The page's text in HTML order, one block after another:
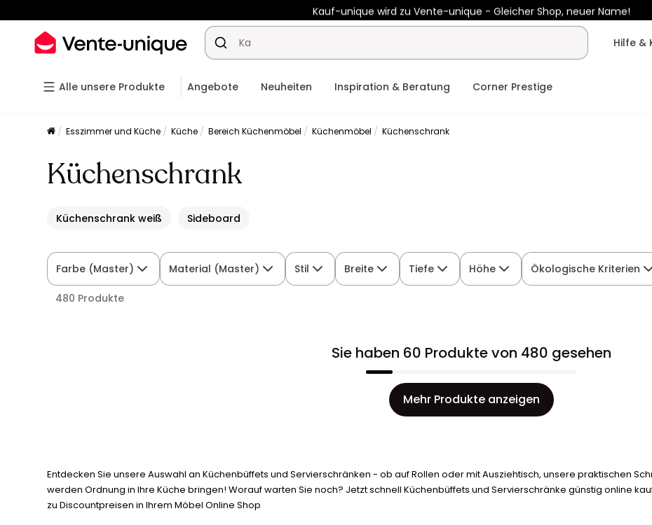
Kauf-unique wird zu Vente-unique - Gleicher Shop, neuer Name!
-10% ab €400 mitHEAT10auf Vente-unique-Produkte Noch:01t
Hilfe &
Alle unsere Produkte Angebote Neuheiten Inspiration & Beratung Corner Prestige
Esszimmer und Küche Küche Bereich Küchenmöbel Küchenmöbel Küchenschrank
Küchenschrank
Küchenschrank weiß Sideboard
Farbe (Master) Material (Master) Stil Breite Tiefe Höhe Ökologische Kriterien
480 Produkte
Sie haben 60 Produkte von 480 gesehen
Mehr Produkte anzeigen
Entdecken Sie unsere Auswahl an Küchenbüffets und Servierschränken - ob auf Rollen oder mit Ausziehtisch, unsere praktischen
werden Ordnung in Ihre Küche bringen! Worauf warten Sie noch? Jetzt schnell Küchenbüffets und Servierschränke günstig online
zu Discountpreisen in Ihrem Möbel Online Shop